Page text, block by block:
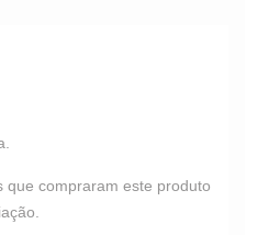
que compraram este produto